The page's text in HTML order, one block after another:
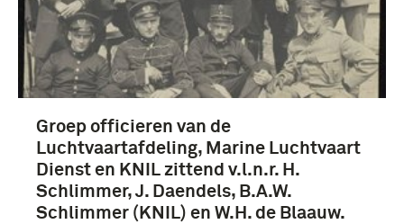
Koninklijke Landmacht (22)
Luchtvaartafdeling (LVA) (1913-1939) (22)
Versteegh, William Carel Johan (22)
Vijf Vingers aan één hand (demonstratieteam) (4)
Groep officieren van de
Luchtvaartafdeling, Marine Luchtvaart
Dienst en KNIL zittend v.l.n.r. H.
Schlimmer, J. Daendels, B.A.W.
Schlimmer (KNIL) en W.H. de Blaauw.